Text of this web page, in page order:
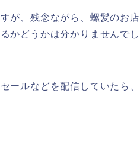
が、残念ながら、螺髪のお店
かどうかは分かりませんでし
ールなどを配信していたら、